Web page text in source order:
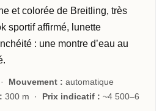
et colorée de Breitling, très
sportif affirmé, lunette
: une montre d’eau au
Mouvement : automatique
300 m · Prix indicatif : ~4 500–6